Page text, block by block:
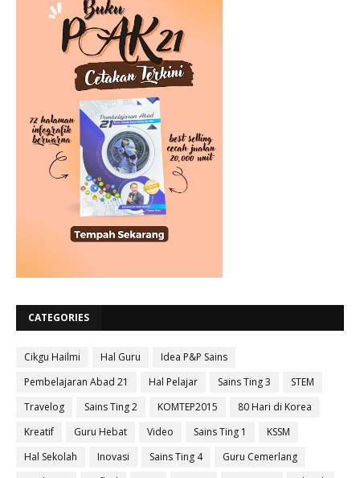
CATEGORIES
Cikgu Hailmi Hal Guru
Idea P&P Sains
Pembelajaran Abad 21
Hal Pelajar Sains Ting 3
STEM
Travelog
Sains Ting 2 KOMTEP2015
80 Hari di Korea
Kreatif
Guru Hebat Video Sains Ting 1
KSSM
Hal Sekolah
Inovasi Sains Ting 4
Guru Cemerlang